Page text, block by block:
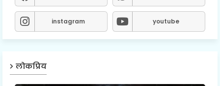
instagram youtube
लोकप्रिय